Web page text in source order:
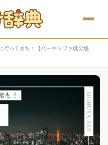
行ってきた！【バーやソファ席の感